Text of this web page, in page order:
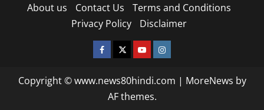
About us Contact Us
Terms and Conditions
Privacy Policy
Disclaimer
facebooktwitterYOUTUBE
instagram
Copyright © www.news80hindi.com | MoreNews by
AF themes.